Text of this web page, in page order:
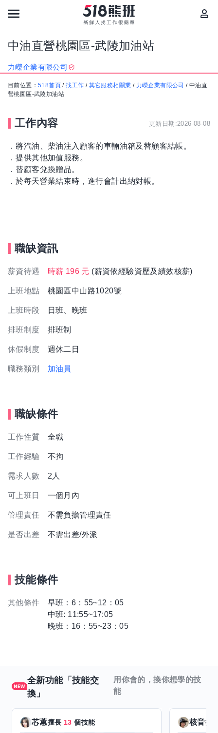
中油直營桃園區-武陵加油站
力嶸企業有限公司
目前位置： 518首頁 /找工作 / 其它服務相關業 / 力嶸企業有限公司 /中油直
營桃園區-武陵加油站
工作內容 更新日期:2026-08-08
．將汽油、柴油注入顧客的車輛油箱及替顧客結帳。
．提供其他加值服務。
．替顧客兌換贈品。
．於每天營業結束時，進行會計出納對帳。
職缺資訊
薪資待遇 時薪 196 元 (薪資依經驗資歷及績效核薪)
上班地點 桃園區中山路1020號
上班時段 日班、晚班
排班制度 排班制
休假制度 週休二日
職務類別 加油員
職缺條件
工作性質 全職
工作經驗 不拘
需求人數 2人
可上班日 一個月內
管理責任 不需負擔管理責任
是否出差 不需出差/外派
技能條件
其他條件
早班：6：55~12：05
中班: 11:55~17:05
晚班：16：55~23：05
全新功能「技能交
換」
用你會的，換你想學的技
能
芯蕙擅長 13 個技能 核音擅